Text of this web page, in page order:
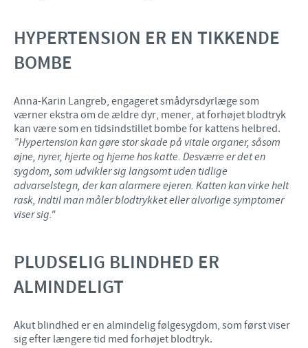
HYPERTENSION ER EN TIKKENDE
BOMBE
Anna-Karin Langreb, engageret smådyrsdyrlæge som
værner ekstra om de ældre dyr, mener, at forhøjet blodtryk
kan være som en tidsindstillet bombe for kattens helbred.
”Hypertension kan gøre stor skade på vitale organer, såsom
øjne, nyrer, hjerte og hjerne hos katte. Desværre er det en
sygdom, som udvikler sig langsomt uden tidlige
advarselstegn, der kan alarmere ejeren. Katten kan virke helt
rask, indtil man måler blodtrykket eller alvorlige symptomer
viser sig."
PLUDSELIG BLINDHED ER
ALMINDELIGT
Akut blindhed er en almindelig følgesygdom, som først viser
sig efter længere tid med forhøjet blodtryk.